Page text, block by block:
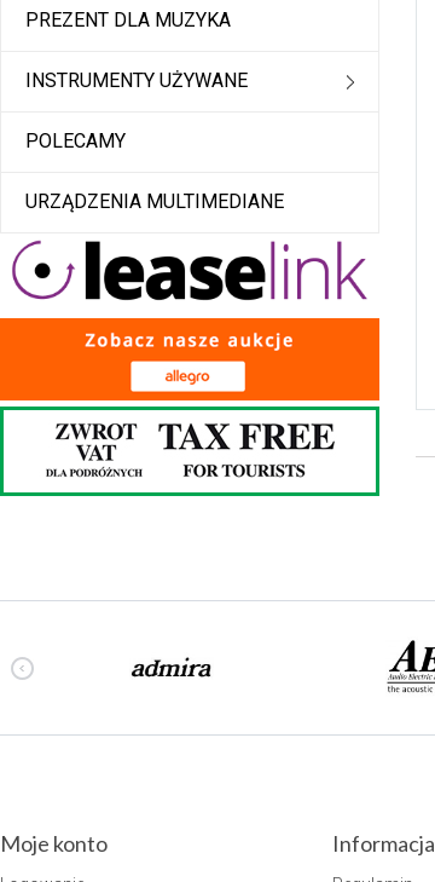
PREZENT DLA MUZYKA
INSTRUMENTY UŻYWANE
POLECAMY
URZĄDZENIA MULTIMEDIANE
Moje konto Informacja